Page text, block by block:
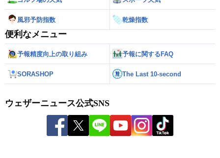
風邪予防指数 乾燥指数
便利なメニュー
予報精度向上の取り組み 予報に関するFAQ
SORASHOP The Last 10-second
ウェザーニュース公式SNS